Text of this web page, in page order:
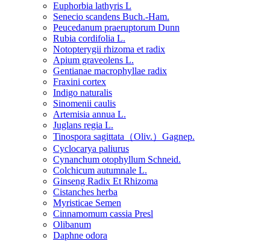
Euphorbia lathyris L
Senecio scandens Buch.-Ham.
Peucedanum praeruptorum Dunn
Rubia cordifolia L.
Notopterygii rhizoma et radix
Apium graveolens L.
Gentianae macrophyllae radix
Fraxini cortex
Indigo naturalis
Sinomenii caulis
Artemisia annua L.
Juglans regia L.
Tinospora sagittata（Oliv.）Gagnep.
Cyclocarya paliurus
Cynanchum otophyllum Schneid.
Colchicum autumnale L.
Ginseng Radix Et Rhizoma
Cistanches herba
Myristicae Semen
Cinnamomum cassia Presl
Olibanum
Daphne odora